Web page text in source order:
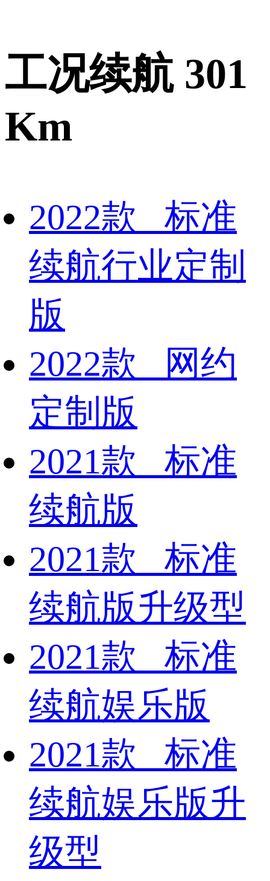
工况续航 301
Km
2022款 标准
续航行业定制
版
2022款 网约
定制版
2021款 标准
续航版
2021款 标准
续航版升级型
2021款 标准
续航娱乐版
2021款 标准
续航娱乐版升
级型